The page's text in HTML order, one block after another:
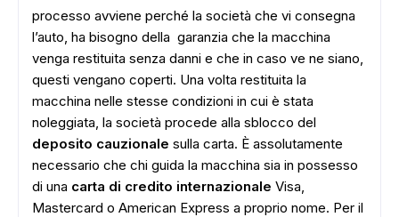
ADS
processo avviene perché la società che vi consegna
l’auto, ha bisogno della garanzia che la macchina
venga restituita senza danni e che in caso ve ne siano,
questi vengano coperti. Una volta restituita la
macchina nelle stesse condizioni in cui è stata
noleggiata, la società procede alla sblocco del
deposito cauzionale sulla carta. È assolutamente
necessario che chi guida la macchina sia in possesso
di una carta di credito internazionale Visa,
Mastercard o American Express a proprio nome. Per il